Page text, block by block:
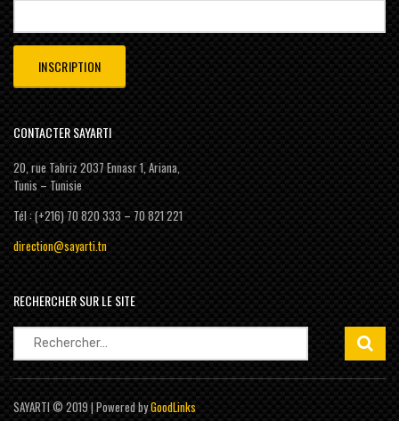
CONTACTER SAYARTI
20, rue Tabriz 2037 Ennasr 1, Ariana,
Tunis – Tunisie
Tél : (+216) 70 820 333 – 70 821 221
direction@sayarti.tn
RECHERCHER SUR LE SITE
Rechercher :
SAYARTI © 2019 | Powered byGoodLinks